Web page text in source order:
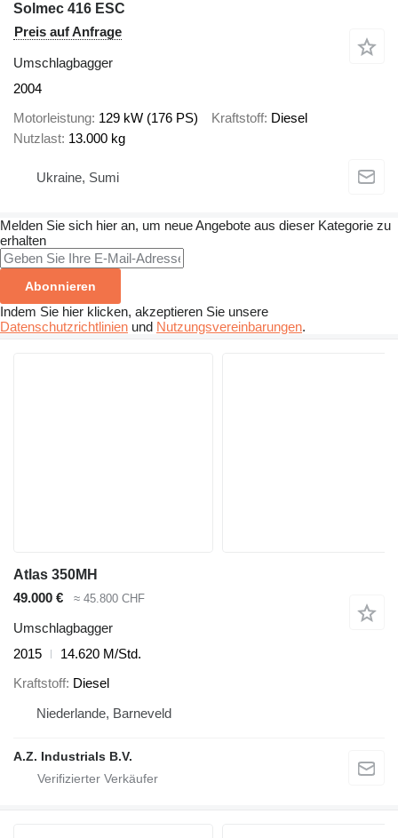
Solmec 416 ESC
Preis auf Anfrage
Umschlagbagger
2004
Motorleistung 129 kW (176 PS) Kraftstoff Diesel
Nutzlast 13.000 kg
Ukraine, Sumi
Melden Sie sich hier an, um neue Angebote aus dieser Kategorie zu
erhalten
Abonnieren
Indem Sie hier klicken, akzeptieren Sie unsere
Datenschutzrichtlinien und Nutzungsvereinbarungen.
Atlas 350MH
49.000 €
≈ 45.800 CHF
Umschlagbagger
2015
14.620 M/Std.
Kraftstoff Diesel
Niederlande, Barneveld
A.Z. Industrials B.V.